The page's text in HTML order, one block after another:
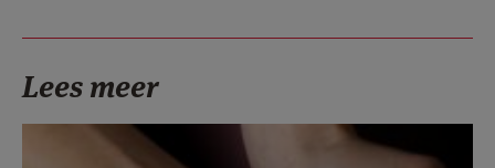
Lees meer